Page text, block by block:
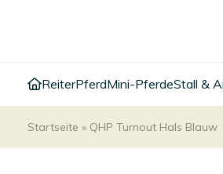
ReiterPferdMini-PferdeStall &
Startseite » QHP Turnout Hals Blauw